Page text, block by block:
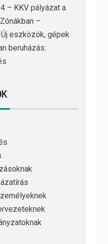
– KKV pályázat a
–
eszközök, gépek
beruházás: